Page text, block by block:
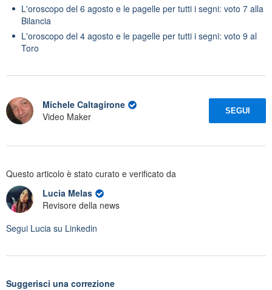
L'oroscopo del 6 agosto e le pagelle per tutti i segni: voto 7 alla
Bilancia
L'oroscopo del 4 agosto e le pagelle per tutti i segni: voto 9 al
Toro
Michele Caltagirone
Video Maker
SEGUI
Questo articolo è stato curato e verificato da
Lucia Melas
Revisore della news
Segui Lucia su Linkedin
Suggerisci una correzione